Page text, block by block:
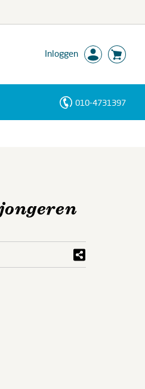
Inloggen
010-4731397